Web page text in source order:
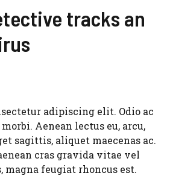
tracks an
adipiscing elit. Odio ac
Aenean lectus eu, arcu,
sagittis, aliquet maecenas ac.
cras gravida vitae vel
magna feugiat rhoncus est.